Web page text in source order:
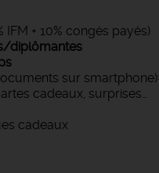
IFM + 10% congés payés)
diplômantes
sur smartphone)
cadeaux, surprises…
cadeaux